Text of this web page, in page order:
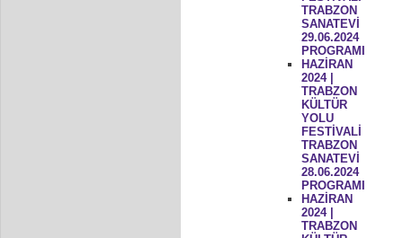
TRABZON
SANATEVİ
29.06.2024
PROGRAMI
HAZİRAN
2024 |
TRABZON
KÜLTÜR
YOLU
FESTİVALİ
TRABZON
SANATEVİ
28.06.2024
PROGRAMI
HAZİRAN
2024 |
TRABZON